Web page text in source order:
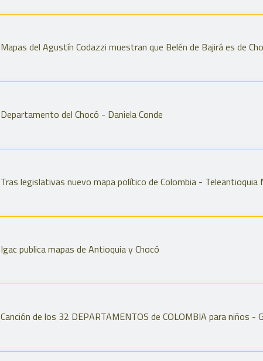
Mapas del Agustín Codazzi muestran que Belén de Bajirá es de
Departamento del Chocó - Daniela Conde
Tras legislativas nuevo mapa político de Colombia - Teleantioquia
Igac publica mapas de Antioquia y Chocó
Canción de los 32 DEPARTAMENTOS de COLOMBIA para niños